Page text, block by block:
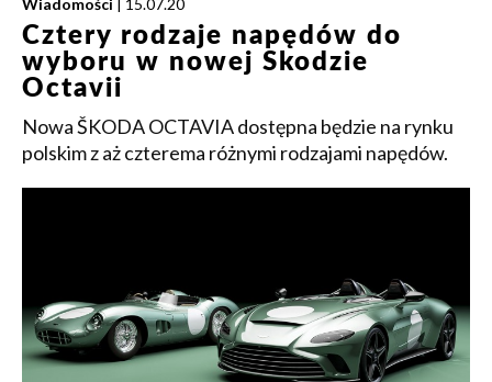
Wiadomości | 15.07.20
Cztery rodzaje napędów do
wyboru w nowej Skodzie
Octavii
Nowa ŠKODA OCTAVIA dostępna będzie na rynku
polskim z aż czterema różnymi rodzajami napędów.